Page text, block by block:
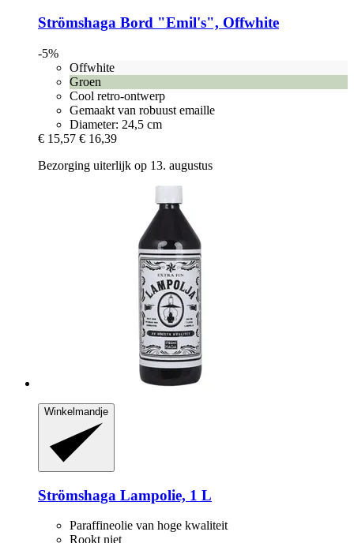
Strömshaga Bord "Emil's", Offwhite
-5%
Offwhite
Groen
Cool retro-ontwerp
Gemaakt van robuust emaille
Diameter: 24,5 cm
€ 15,57 € 16,39
Bezorging uiterlijk op 13. augustus
Winkelmandje
Strömshaga Lampolie, 1 L
Paraffineolie van hoge kwaliteit
Rookt niet